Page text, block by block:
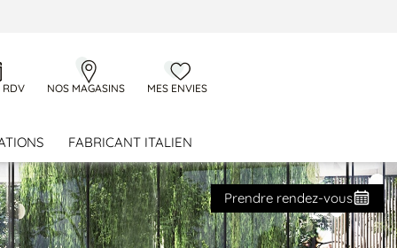
RDV NOS MAGASINS MES ENVIES
FABRICANT ITALIEN
Prendre rendez-vous